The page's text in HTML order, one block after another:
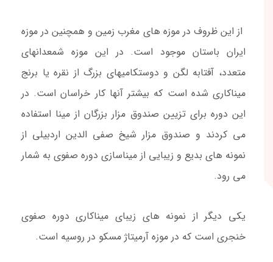
از این ظروف در موزه های مغرب زمین و همچنین در موزه
ایران باستان موجود است. در این موزه شمعدانهای
متعدد، آفتابه لگن و دوستکامیهای بزرگ از نقره یا برنج
میناکاری شده است که بیشتر آنها کار خراسان است. در
این دوره برای تزیین صندوق مزار بزرگان از مینا استفاده
می کردند و صندوق مزار شیخ صفی الدین اردبیلی از
نمونه های بدیع و زیبایی از میناسازی دوره صفوی به شمار
می رود.
یکی دیگر از نمونه های زیبای میناکاری دوره صفوی
خنجری است که در موزه آرمیتاژ مسکو در روسیه است.